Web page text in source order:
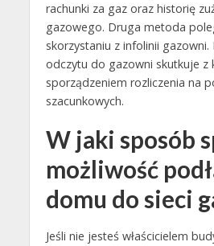
rachunki za gaz oraz historię
gazowego. Druga metoda
skorzystaniu z infolinii gazowni.
odczytu do gazowni skutkuje z
sporządzeniem rozliczenia na
szacunkowych.
W jaki sposób
możliwość
domu do sieci
Jeśli nie jesteś właścicielem